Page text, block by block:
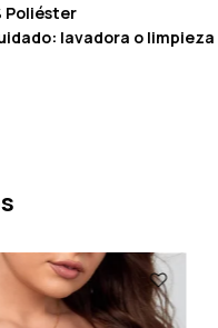
Poliéster
lavadora o